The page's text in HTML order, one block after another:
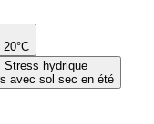
Stress hydrique
avec sol sec en été